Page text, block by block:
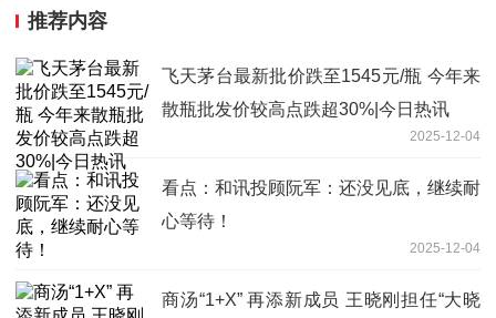
推荐内容
飞天茅台最新批价跌至1545元/瓶 今年来
散瓶批发价较高点跌超30%|今日热讯
2025-12-04
看点：和讯投顾阮军：还没见底，继续耐
心等待！
2025-12-04
商汤“1+X” 再添新成员 王晓刚担任“大晓